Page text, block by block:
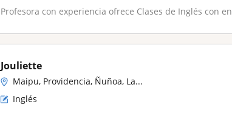
Profesora con experiencia ofrece Clases de Inglés con
Jouliette
Maipu, Providencia, Ñuñoa, La...
Inglés